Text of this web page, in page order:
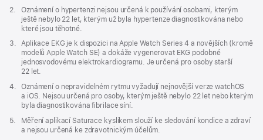
v novém
okně)
Poznámka
2.
Oznámení o hypertenzi nejsou určená k používání osobami, kterým
ještě nebylo 22 let, kterým už byla hypertenze diagnostikována nebo
které jsou těhotné.
Poznámka
3.
Aplikace EKG je k dispozici na Apple Watch Series 4 a novějších (kromě
modelů Apple Watch SE) a dokáže vygenerovat EKG podobné
jednosvodovému elektrokardiogramu. Je určená pro osoby starší
22 let.
Poznámka
4.
Oznámení o nepravidelném rytmu vyžadují nejnovější verze watchOS
a iOS. Nejsou určená pro osoby, kterým ještě nebylo 22 let nebo kterým
byla diagnostikována fibrilace síní.
Poznámka
5.
Měření aplikací Saturace kyslíkem slouží ke sledování kondice a zdraví
a nejsou určená ke zdravotnickým účelům.